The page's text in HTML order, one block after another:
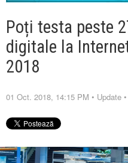
Poți testa peste
digitale la
2018
01 Oct. 2018, 14:15 PM • Update •